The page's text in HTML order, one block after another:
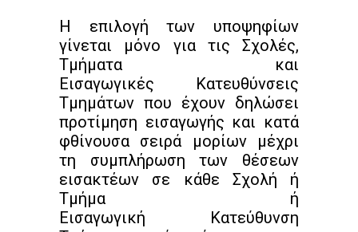
Η επιλογή των υποψηφίων
γίνεται μόνο για τις Σχολές,
Τμήματα και
Εισαγωγικές Κατευθύνσεις
Τμημάτων που έχουν δηλώσει
προτίμηση εισαγωγής και κατά
φθίνουσα σειρά μορίων μέχρι
τη συμπλήρωση των θέσεων
εισακτέων σε κάθε Σχολή ή
Τμήμα ή
Εισαγωγική Κατεύθυνση